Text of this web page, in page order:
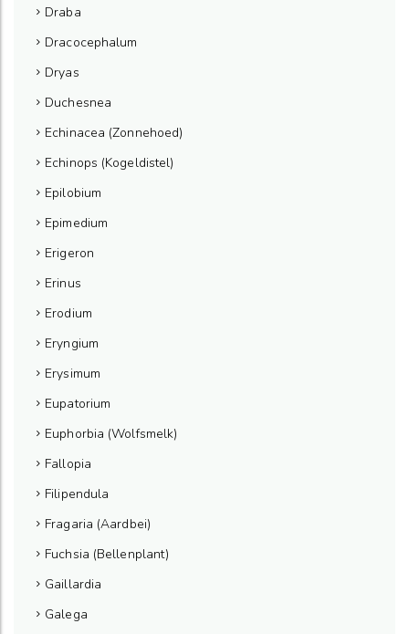
Draba
Dracocephalum
Dryas
Duchesnea
Echinacea (Zonnehoed)
Echinops (Kogeldistel)
Epilobium
Epimedium
Erigeron
Erinus
Erodium
Eryngium
Erysimum
Eupatorium
Euphorbia (Wolfsmelk)
Fallopia
Filipendula
Fragaria (Aardbei)
Fuchsia (Bellenplant)
Gaillardia
Galega